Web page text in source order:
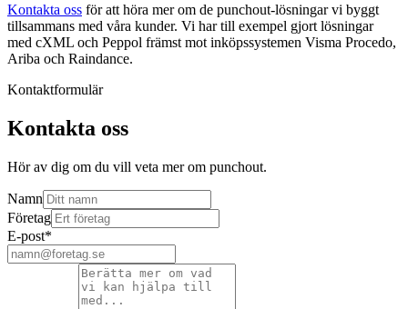
Kontakta oss för att höra mer om de punchout-lösningar vi byggt
tillsammans med våra kunder. Vi har till exempel gjort lösningar
med cXML och Peppol främst mot inköpssystemen Visma Procedo,
Ariba och Raindance.
Kontaktformulär
Kontakta oss
Hör av dig om du vill veta mer om punchout.
Namn
Företag
E-post*